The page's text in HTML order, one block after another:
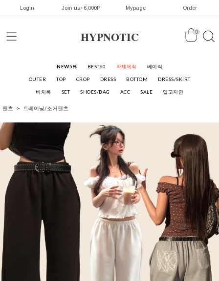
Login Join us+6,000P Mypage Order
HYPNOTIC 0
NEW5% BEST60 자체제작 베이직
OUTER TOP CROP DRESS BOTTOM DRESS/SKIRT
비치룩 SET SHOES/BAG ACC SALE 입고지연
팬츠 트레이닝/조거팬츠